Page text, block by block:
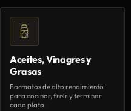
Aceites, Vinagres y
Grasas
Formatos de alto rendimiento
para cocinar, freír y terminar
cada plato